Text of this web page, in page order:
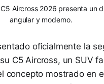
Aircross 2026 presenta un
angular y moderno.
oficialmente la
C5 Aircross, un SUV
concepto mostrado en